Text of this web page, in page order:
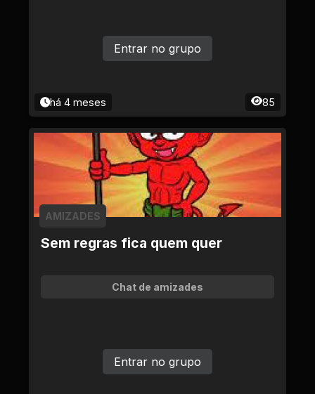
há 4 meses 85
Entrar no grupo
Sem regras fica quem quer
AMIZADES
Chat de amizades
Entrar no grupo